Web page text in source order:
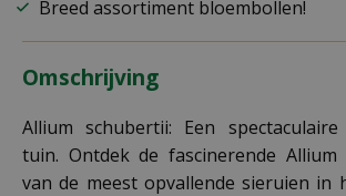
Breed assortiment bloembollen!
Omschrijving
Allium schubertii: Een
tuin. Ontdek de fascinerende Allium
van de meest opvallende sieruien in